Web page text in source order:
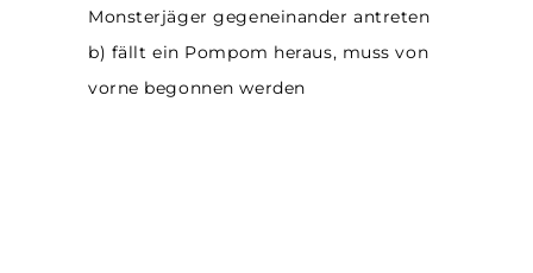
Monsterjäger gegeneinander antreten
b) fällt ein Pompom heraus, muss von
vorne begonnen werden